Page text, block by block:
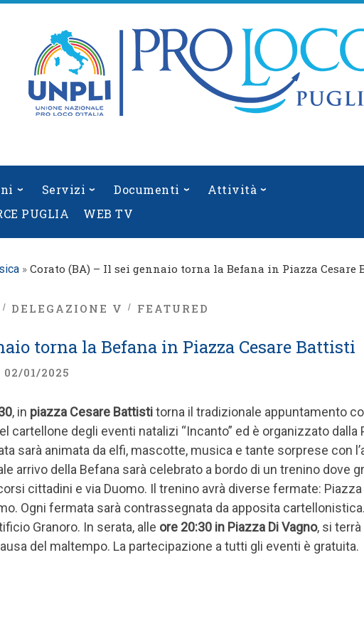
Servizi Documenti
Attività
PUGLIA WEB TV
» Corato (BA) – Il sei gennaio torna la Befana in Piazza Cesare
DELEGAZIONE V FEATURED
torna la Befana in Piazza Cesare Battisti
02/01/2025
, in piazza Cesare Battistitorna il tradizionale appuntamento
cartellone degli eventi natalizi “Incanto” ed è organizzato dalla
sarà animata da elfi, mascotte, musica e tante sorprese con
arrivo della Befana sarà celebrato a bordo di un trenino dove
cittadini e via Duomo. Il trenino avrà diverse fermate:
Ogni fermata sarà contrassegnata da apposita
Granoro. In serata, alle ore 20:30 in Piazza Di Vagno, si terrà
del maltempo. La partecipazione a tutti gli eventi è gratuita.